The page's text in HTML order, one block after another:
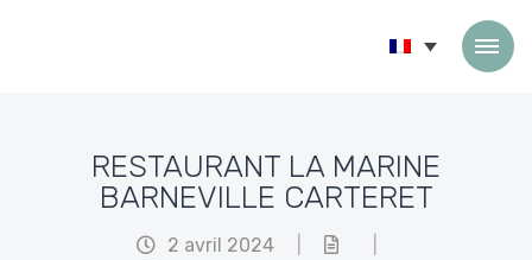
RESTAURANT LA MARINE
BARNEVILLE CARTERET
2 avril 2024